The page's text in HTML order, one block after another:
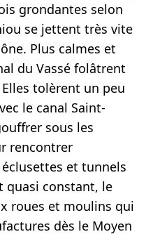
grondantes selon
se jettent très vite
Plus calmes et
du Vassé folâtrent
tolèrent un peu
le canal Saint-
sous les
rencontrer
et tunnels
quasi constant, le
roues et moulins qui
dès le Moyen